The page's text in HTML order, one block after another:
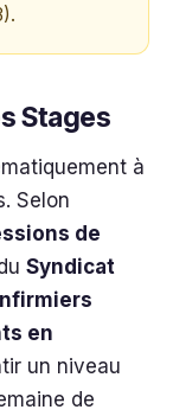
Stages
à
Selon
de
Syndicat
en
un niveau
de